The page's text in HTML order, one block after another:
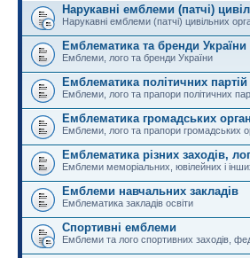
Нарукавні емблеми (патчі)
Нарукавні емблеми (патчі) цивільних
Емблематика та бренди України
Емблеми, лого та бренди України
Емблематика політичних партій
Емблеми, лого та прапори політичних
Емблематика громадських
Емблеми, лого та прапори громадських
Емблематика різних заходів,
Емблеми меморіальних, ювілейних і
Емблеми навчальних закладів
Емблематика закладів освіти
Спортивні емблеми
Емблеми та лого спортивних заходів,